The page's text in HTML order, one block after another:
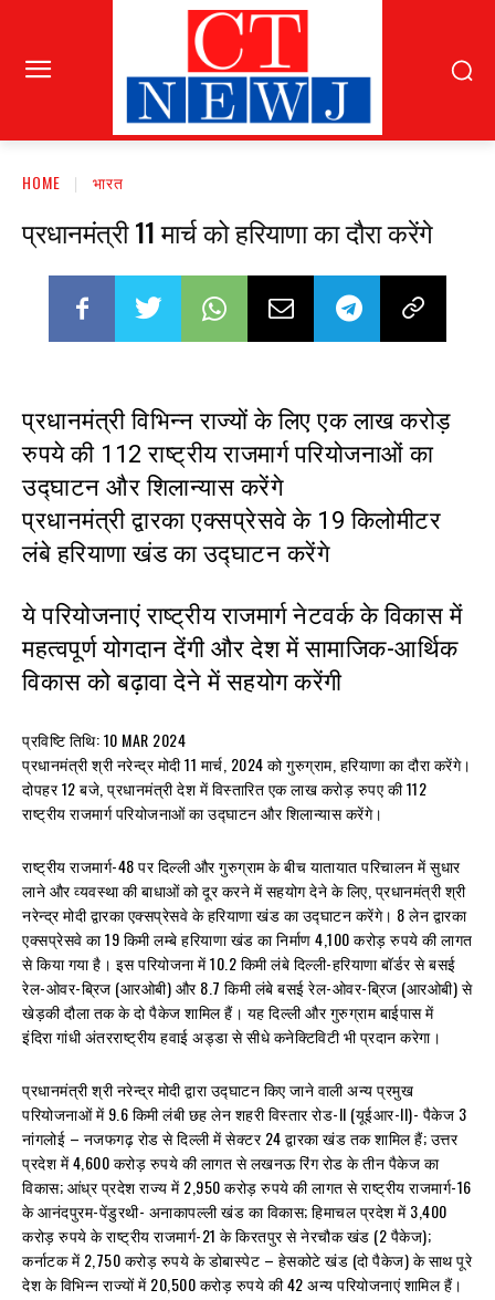
HOME भारत
प्रधानमंत्री 11 मार्च को हरियाणा का दौरा करेंगे
प्रधानमंत्री विभिन्न राज्यों के लिए एक लाख करोड़
रुपये की 112 राष्ट्रीय राजमार्ग परियोजनाओं का
उद्घाटन और शिलान्यास करेंगे
प्रधानमंत्री द्वारका एक्सप्रेसवे के 19 किलोमीटर
लंबे हरियाणा खंड का उद्घाटन करेंगे
ये परियोजनाएं राष्ट्रीय राजमार्ग नेटवर्क के विकास में
महत्वपूर्ण योगदान देंगी और देश में सामाजिक-आर्थिक
विकास को बढ़ावा देने में सहयोग करेंगी
प्रविष्टि तिथि: 10 MAR 2024
प्रधानमंत्री श्री नरेन्‍द्र मोदी 11 मार्च, 2024 को गुरुग्राम, हरियाणा का दौरा करेंगे।
दोपहर 12 बजे, प्रधानमंत्री देश में विस्‍तारित एक लाख करोड़ रुपए की 112
राष्ट्रीय राजमार्ग परियोजनाओं का उद्घाटन और शिलान्यास करेंगे।
राष्ट्रीय राजमार्ग-48 पर दिल्ली और गुरुग्राम के बीच यातायात परिचालन में सुधार
लाने और व्‍यवस्‍था की बाधाओं को दूर करने में सहयोग देने के लिए, प्रधानमंत्री श्री
नरेन्‍द्र मोदी द्वारका एक्सप्रेसवे के हरियाणा खंड का उद्घाटन करेंगे। 8 लेन द्वारका
एक्सप्रेसवे का 19 किमी लम्‍बे हरियाणा खंड का निर्माण 4,100 करोड़ रुपये की लागत
से किया गया है। इस परियोजना में 10.2 किमी लंबे दिल्ली-हरियाणा बॉर्डर से बसई
रेल-ओवर-ब्रिज (आरओबी) और 8.7 किमी लंबे बसई रेल-ओवर-ब्रिज (आरओबी) से
खेड़की दौला तक के दो पैकेज शामिल हैं। यह दिल्ली और गुरुग्राम बाईपास में
इंदिरा गांधी अंतरराष्‍ट्रीय हवाई अड्डा से सीधे कनेक्टिविटी भी प्रदान करेगा।
प्रधानमंत्री श्री नरेन्‍द्र मोदी द्वारा उद्घाटन किए जाने वाली अन्य प्रमुख
परियोजनाओं में 9.6 किमी लंबी छह लेन शहरी विस्तार रोड-II (यूईआर-II)- पैकेज 3
नांगलोई – नजफगढ़ रोड से दिल्ली में सेक्टर 24 द्वारका खंड तक शामिल हैं; उत्तर
प्रदेश में 4,600 करोड़ रुपये की लागत से लखनऊ रिंग रोड के तीन पैकेज का
विकास; आंध्र प्रदेश राज्य में 2,950 करोड़ रुपये की लागत से राष्‍ट्रीय राजमार्ग-16
के आनंदपुरम-पेंडुरथी- अनाकापल्ली खंड का विकास; हिमाचल प्रदेश में 3,400
करोड़ रुपये के राष्‍ट्रीय राजमार्ग-21 के किरतपुर से नेरचौक खंड (2 पैकेज);
कर्नाटक में 2,750 करोड़ रुपये के डोबास्पेट – हेसकोटे खंड (दो पैकेज) के साथ पूरे
देश के विभिन्‍न राज्‍यों में 20,500 करोड़ रुपये की 42 अन्य परियोजनाएं शामिल हैं।